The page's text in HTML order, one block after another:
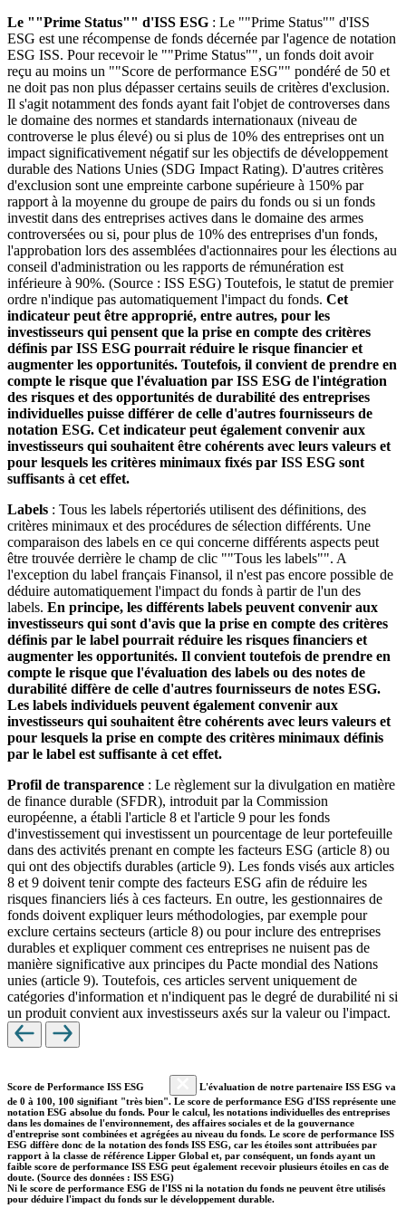
Le ""Prime Status"" d'ISS ESG : Le ""Prime Status"" d'ISS
ESG est une récompense de fonds décernée par l'agence de notation
ESG ISS. Pour recevoir le ""Prime Status"", un fonds doit avoir
reçu au moins un ""Score de performance ESG"" pondéré de 50 et
ne doit pas non plus dépasser certains seuils de critères d'exclusion.
Il s'agit notamment des fonds ayant fait l'objet de controverses dans
le domaine des normes et standards internationaux (niveau de
controverse le plus élevé) ou si plus de 10% des entreprises ont un
impact significativement négatif sur les objectifs de développement
durable des Nations Unies (SDG Impact Rating). D'autres critères
d'exclusion sont une empreinte carbone supérieure à 150% par
rapport à la moyenne du groupe de pairs du fonds ou si un fonds
investit dans des entreprises actives dans le domaine des armes
controversées ou si, pour plus de 10% des entreprises d'un fonds,
l'approbation lors des assemblées d'actionnaires pour les élections au
conseil d'administration ou les rapports de rémunération est
inférieure à 90%. (Source : ISS ESG) Toutefois, le statut de premier
ordre n'indique pas automatiquement l'impact du fonds. Cet
indicateur peut être approprié, entre autres, pour les
investisseurs qui pensent que la prise en compte des critères
définis par ISS ESG pourrait réduire le risque financier et
augmenter les opportunités. Toutefois, il convient de prendre en
compte le risque que l'évaluation par ISS ESG de l'intégration
des risques et des opportunités de durabilité des entreprises
individuelles puisse différer de celle d'autres fournisseurs de
notation ESG. Cet indicateur peut également convenir aux
investisseurs qui souhaitent être cohérents avec leurs valeurs et
pour lesquels les critères minimaux fixés par ISS ESG sont
suffisants à cet effet.
Labels : Tous les labels répertoriés utilisent des définitions, des
critères minimaux et des procédures de sélection différents. Une
comparaison des labels en ce qui concerne différents aspects peut
être trouvée derrière le champ de clic ""Tous les labels"". A
l'exception du label français Finansol, il n'est pas encore possible de
déduire automatiquement l'impact du fonds à partir de l'un des
labels. En principe, les différents labels peuvent convenir aux
investisseurs qui sont d'avis que la prise en compte des critères
définis par le label pourrait réduire les risques financiers et
augmenter les opportunités. Il convient toutefois de prendre en
compte le risque que l'évaluation des labels ou des notes de
durabilité diffère de celle d'autres fournisseurs de notes ESG.
Les labels individuels peuvent également convenir aux
investisseurs qui souhaitent être cohérents avec leurs valeurs et
pour lesquels la prise en compte des critères minimaux définis
par le label est suffisante à cet effet.
Profil de transparence : Le règlement sur la divulgation en matière
de finance durable (SFDR), introduit par la Commission
européenne, a établi l'article 8 et l'article 9 pour les fonds
d'investissement qui investissent un pourcentage de leur portefeuille
dans des activités prenant en compte les facteurs ESG (article 8) ou
qui ont des objectifs durables (article 9). Les fonds visés aux articles
8 et 9 doivent tenir compte des facteurs ESG afin de réduire les
risques financiers liés à ces facteurs. En outre, les gestionnaires de
fonds doivent expliquer leurs méthodologies, par exemple pour
exclure certains secteurs (article 8) ou pour inclure des entreprises
durables et expliquer comment ces entreprises ne nuisent pas de
manière significative aux principes du Pacte mondial des Nations
unies (article 9). Toutefois, ces articles servent uniquement de
catégories d'information et n'indiquent pas le degré de durabilité ni si
un produit convient aux investisseurs axés sur la valeur ou l'impact.
Score de Performance ISS ESG
L'évaluation de notre partenaire ISS ESG va
de 0 à 100, 100 signifiant "très bien". Le score de performance ESG d'ISS représente une
notation ESG absolue du fonds. Pour le calcul, les notations individuelles des entreprises
dans les domaines de l'environnement, des affaires sociales et de la gouvernance
d'entreprise sont combinées et agrégées au niveau du fonds. Le score de performance ISS
ESG diffère donc de la notation des fonds ISS ESG, car les étoiles sont attribuées par
rapport à la classe de référence Lipper Global et, par conséquent, un fonds ayant un
faible score de performance ISS ESG peut également recevoir plusieurs étoiles en cas de
doute. (Source des données : ISS ESG)
Ni le score de performance ESG de l'ISS ni la notation du fonds ne peuvent être utilisés
pour déduire l'impact du fonds sur le développement durable.